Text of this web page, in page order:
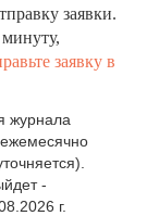
заявки.
заявку в
журнала
-
г.